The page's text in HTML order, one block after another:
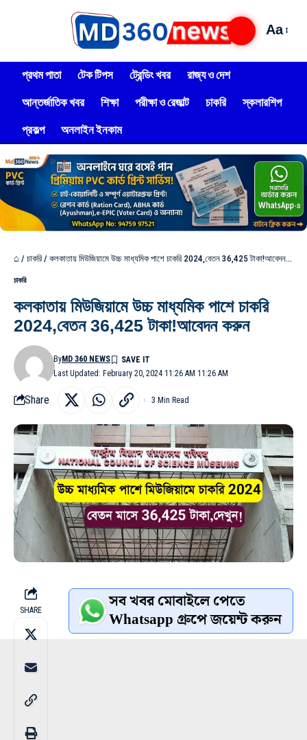
Aa
প্রথম পাতা টেক টিপস ট্রেন্ডিং খবর
রাজ্য ও দেশ
আন্তর্জাতিক খবর
শিক্ষা পরীক্ষা ও রেজাল্ট চাকরি
স্কলারশিপ
প্রকল্প
অনলাইন ইনকাম
⌂ / চাকরি / কলকাতায় মিউজিয়ামে উচ্চ মাধ্যমিক পাশে চাকরি 2024,বেতন 36,425 টাকা!আবেদন করুন
চাকরি
কলকাতায় মিউজিয়ামে উচ্চ মাধ্যমিক পাশে চাকরি
2024,বেতন 36,425 টাকা!আবেদন করুন
Last Updated: February 20, 2024 11:26 AM 11:26 AM
ByMD 360 NEWS
Share 3 Min Read
SHARE সব খবর মোবাইলে পেতে
Whatsapp গ্রুপে জয়েন্ট করুন